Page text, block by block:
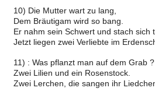
10) Die Mutter wart zu lang,
Dem Bräutigam wird so bang.
Er nahm sein Schwert und stach sich
Jetzt liegen zwei Verliebte im
11) : Was pflanzt man auf dem Grab ?
Zwei Lilien und ein Rosenstock.
Zwei Lerchen, die sangen ihr